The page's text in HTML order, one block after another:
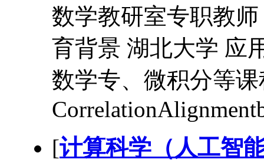
数学教研室专职教师
育背景 湖北大学 应
数学专、微积分等
[计算科学（人工智